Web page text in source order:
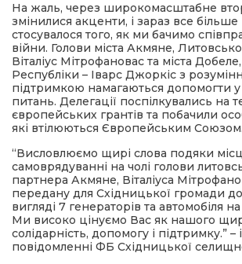
На жаль, через широкомасштабне
змінилися акценти, і зараз все
стосувалося того, як ми бачимо
війни. Голови міста Акмяне,
Віталіус Мітрофановас та міста
Республіки – Іварс Джоркіс з
підтримкою намагаються допомогти у
питань. Делегації поспілкувались на
європейських грантів та побачили
які втілюються Європейським Союзом.
“Висловлюємо щирі слова подяки
самоврядуванні на чолі голови
партнера Акмяне, Віталіуса
передану для Східницької громади
вигляді 7 генераторів та автомобіля
Ми високо цінуємо Вас як нашого
солідарність, допомогу і підтримку.” –
повідомленні ФБ Східницької